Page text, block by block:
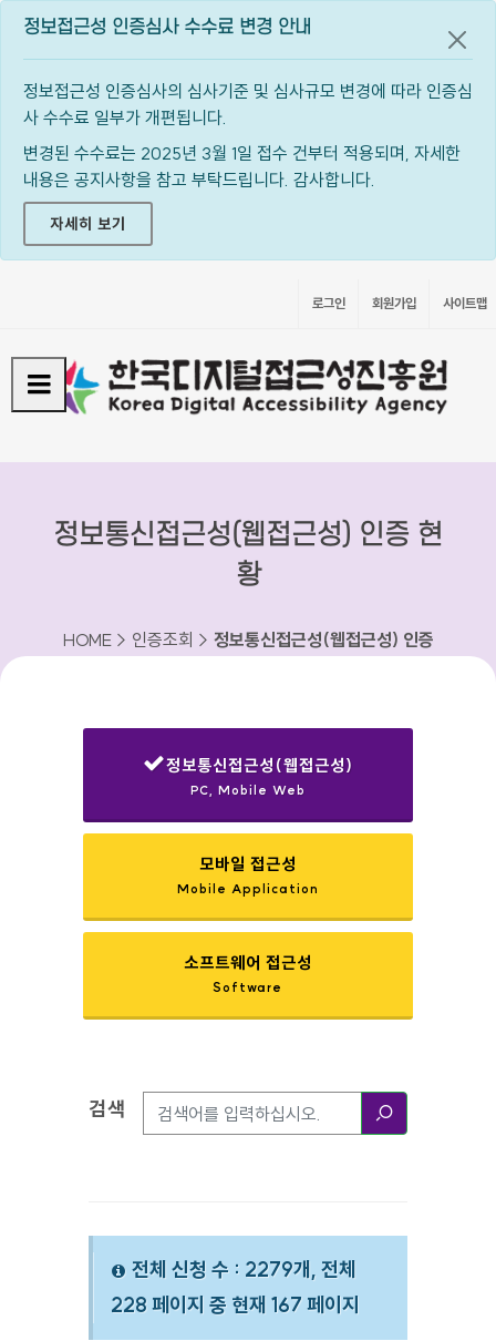
정보접근성 인증심사 수수료 변경 안내
정보접근성 인증심사의 심사기준 및 심사규모 변경에 따라 인증심
사 수수료 일부가 개편됩니다.
변경된 수수료는 2025년 3월 1일 접수 건부터 적용되며, 자세한
내용은 공지사항을 참고 부탁드립니다. 감사합니다.
자세히 보기
공지
로그인 회원가입 사이트맵
정보통신접근성(웹접근성) 인증 현
황
HOME > 인증조회 > 정보통신접근성(웹접근성) 인증
정보통신접근성(웹접근성)
PC, Mobile Web
모바일 접근성
Mobile Application
소프트웨어 접근성
Software
검색옵션
검색
전체 신청 수 : 2279개, 전체
228 페이지 중 현재 167 페이지